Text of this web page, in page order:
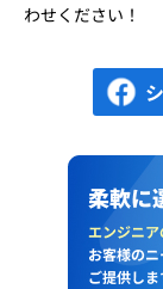
わせください！